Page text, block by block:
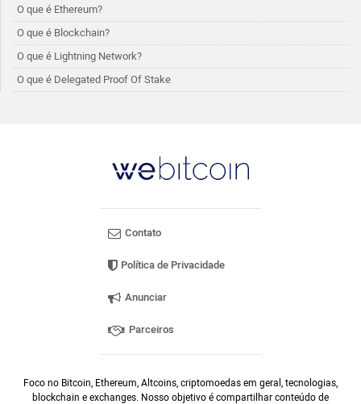
O que é Ethereum?
O que é Blockchain?
O que é Lightning Network?
O que é Delegated Proof Of Stake
Contato
Política de Privacidade
Anunciar
Parceiros
Foco no Bitcoin, Ethereum, Altcoins, criptomoedas em geral, tecnologias,
blockchain e exchanges. Nosso objetivo é compartilhar conteúdo de